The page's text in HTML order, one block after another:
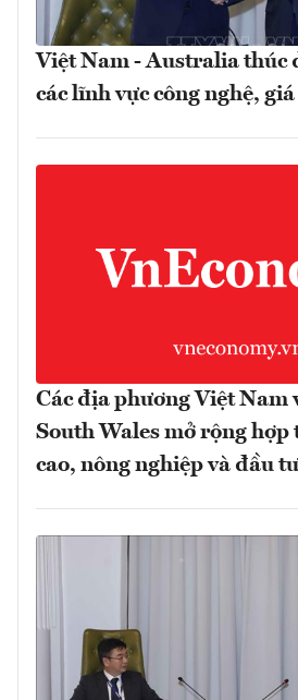
Việt Nam - Australia thúc
các lĩnh vực công nghệ,
Các địa phương Việt Nam
South Wales mở rộng hợp
cao, nông nghiệp và đầu tư